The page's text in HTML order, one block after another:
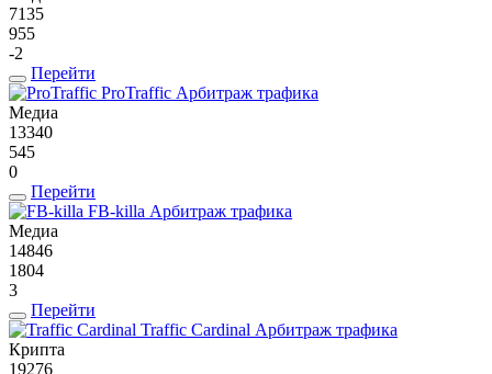
7135
955
-2
Перейти
ProTraffic Арбитраж трафика
Медиа
13340
545
0
Перейти
FB-killa Арбитраж трафика
Медиа
14846
1804
3
Перейти
Traffic Cardinal Арбитраж трафика
Крипта
19276